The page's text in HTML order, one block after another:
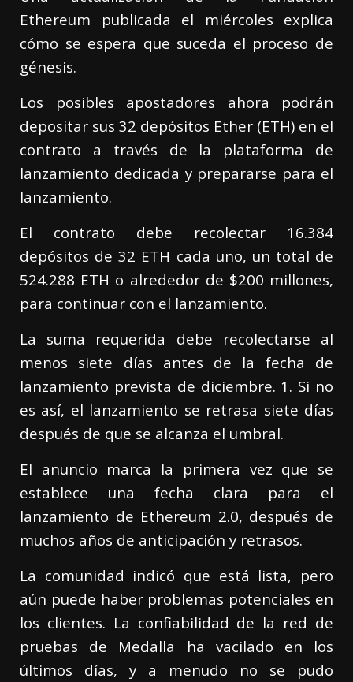
Ethereum publicada el miércoles explica
cómo se espera que suceda el proceso de
génesis.
Los posibles apostadores ahora podrán
depositar sus 32 depósitos Ether (ETH) en el
contrato a través de la plataforma de
lanzamiento dedicada y prepararse para el
lanzamiento.
El contrato debe recolectar 16.384
depósitos de 32 ETH cada uno, un total de
524.288 ETH o alrededor de $200 millones,
para continuar con el lanzamiento.
La suma requerida debe recolectarse al
menos siete días antes de la fecha de
lanzamiento prevista de diciembre. 1. Si no
es así, el lanzamiento se retrasa siete días
después de que se alcanza el umbral.
El anuncio marca la primera vez que se
establece una fecha clara para el
lanzamiento de Ethereum 2.0, después de
muchos años de anticipación y retrasos.
La comunidad indicó que está lista, pero
aún puede haber problemas potenciales en
los clientes. La confiabilidad de la red de
pruebas de Medalla ha vacilado en los
últimos días, y a menudo no se pudo